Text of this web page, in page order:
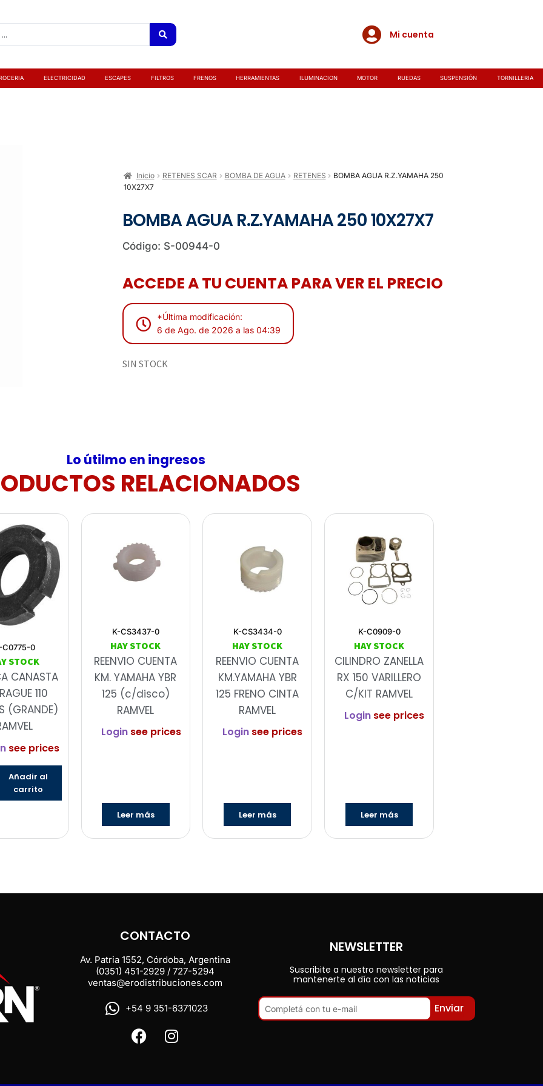
Mi cuenta
ELECTRICIDAD ESCAPES FILTROS FRENOS HERRAMIENTAS ILUMINACION MOTOR RUEDAS SUSPENSIÓN TORNILLERIA
Inicio RETENES SCAR BOMBA DE AGUA RETENES
BOMBA AGUA R.Z.YAMAHA 250
10X27X7
BOMBA AGUA R.Z.YAMAHA 250 10X27X7
Código: S-00944-0
ACCEDE A TU CUENTA PARA VER EL PRECIO
*Última modificación:
6 de Ago. de 2026 a las 04:39
SIN STOCK
Lo útilmo en ingresos
RELACIONADOS
C0775-0
STOCK
CANASTA
110
(GRANDE)
see prices
Añadir al
carrito
K-CS3437-0
HAY STOCK
REENVIO CUENTA
KM. YAMAHA YBR
125 (c/disco)
RAMVEL
Loginsee prices
Leer más
K-CS3434-0
HAY STOCK
REENVIO CUENTA
KM.YAMAHA YBR
125 FRENO CINTA
RAMVEL
Login see prices
Leer más
K-C0909-0
HAY STOCK
CILINDRO ZANELLA
RX 150 VARILLERO
C/KIT RAMVEL
Login see prices
Leer más
CONTACTO
Av. Patria 1552, Córdoba, Argentina
(0351) 451-2929 / 727-5294
ventas@erodistribuciones.com
+54 9 351-6371023
NEWSLETTER
Suscribite a nuestro newsletter para
mantenerte al día con las noticias
Enviar